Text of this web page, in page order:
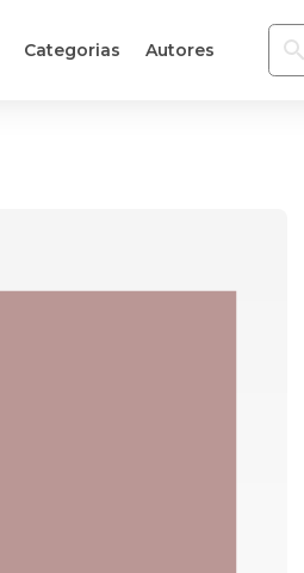
Categorias Autores